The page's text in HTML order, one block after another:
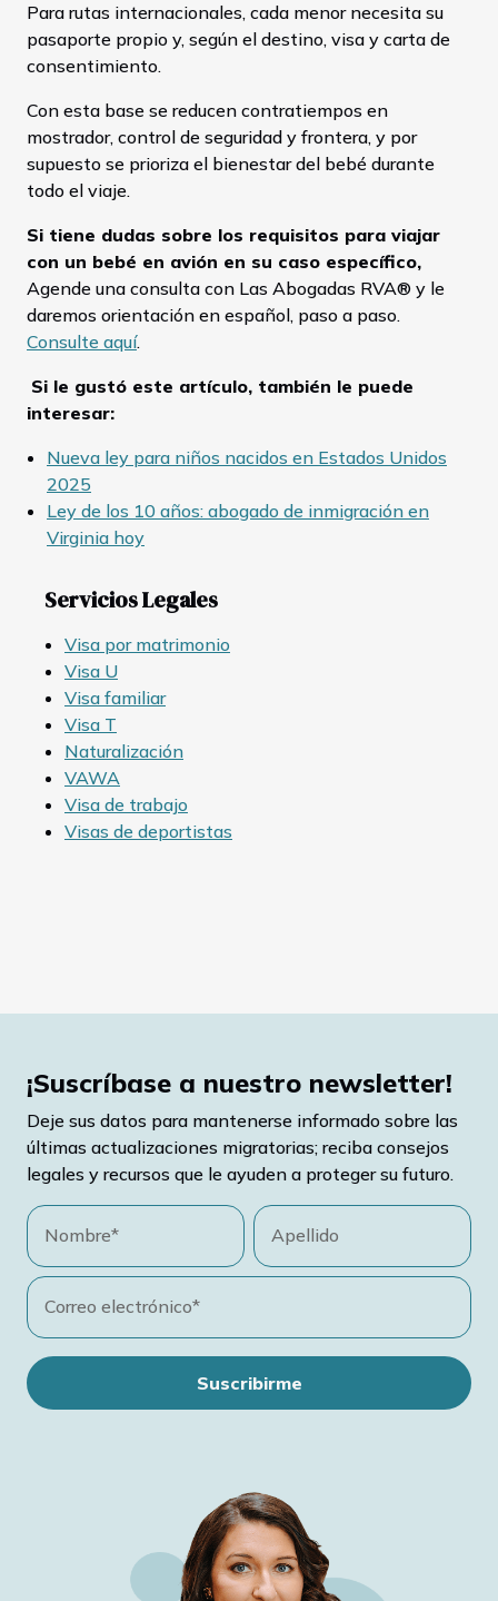
Para rutas internacionales, cada menor necesita su
pasaporte propio y, según el destino, visa y carta de
consentimiento.
Con esta base se reducen contratiempos en
mostrador, control de seguridad y frontera, y por
supuesto se prioriza el bienestar del bebé durante
todo el viaje.
Si tiene dudas sobre los requisitos para viajar
con un bebé en avión en su caso específico,
Agende una consulta con Las Abogadas RVA® y le
daremos orientación en español, paso a paso.
Consulte aquí.
Si le gustó este artículo, también le puede
interesar:
Nueva ley para niños nacidos en Estados Unidos
2025
Ley de los 10 años: abogado de inmigración en
Virginia hoy
Servicios Legales
Visa por matrimonio
Visa U
Visa familiar
Visa T
Naturalización
VAWA
Visa de trabajo
Visas de deportistas
¡Suscríbase a nuestro newsletter!
Deje sus datos para mantenerse informado sobre las
últimas actualizaciones migratorias; reciba consejos
legales y recursos que le ayuden a proteger su futuro.
Nombre* Apellido
Correo electrónico*
Suscribirme